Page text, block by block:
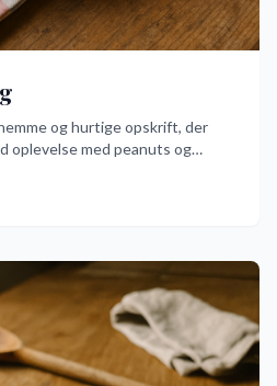
og hurtige opskrift, der
oplevelse med peanuts og
krydret ret på bordet. Prøv